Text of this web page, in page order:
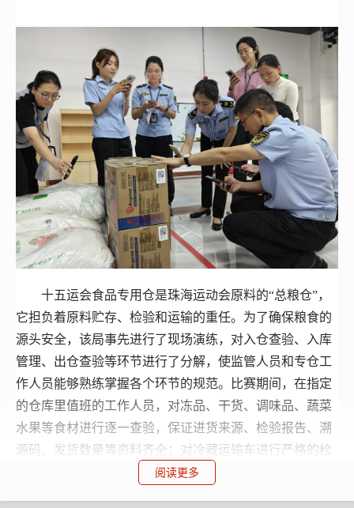
十五运会食品专用仓是珠海运动会原料的“总粮仓”，
它担负着原料贮存、检验和运输的重任。为了确保粮食的
源头安全，该局事先进行了现场演练，对入仓查验、入库
管理、出仓查验等环节进行了分解，使监管人员和专仓工
作人员能够熟练掌握各个环节的规范。比赛期间，在指定
的仓库里值班的工作人员，对冻品、干货、调味品、蔬菜
水果等食材进行逐一查验，保证进货来源、检验报告、溯
源码、发货数量等资料齐全；对冷藏运输车进行严格的检
验，并督促其安装封条和密码锁，以保证原料从专用仓库
阅读更多